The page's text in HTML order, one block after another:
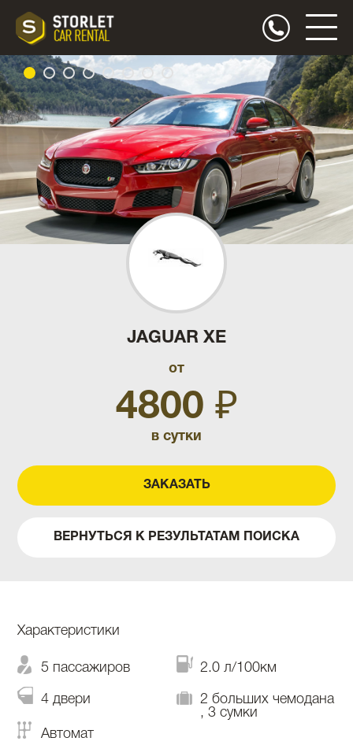
JAGUAR XE
от
4800 ₽
в сутки
ЗАКАЗАТЬ
ВЕРНУТЬСЯ К РЕЗУЛЬТАТАМ ПОИСКА
Характеристики
5 пассажиров 2.0 л/100км
4 двери
2 больших чемодана
, 3 сумки
Автомат